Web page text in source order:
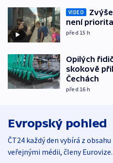
VIDEO
není
před 15 h
Opilých
skokově
Čechách
před 16 h
Evropský pohled
ČT24 každý den vybírá z
veřejnými médii, členy Eurovize.